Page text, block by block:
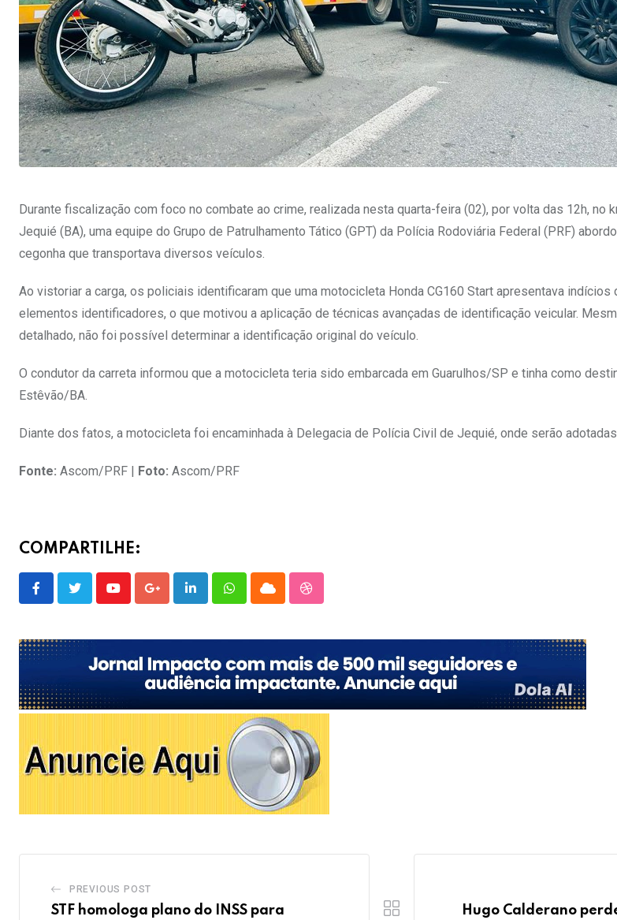
Durante fiscalização com foco no combate ao crime, realizada nesta quarta-feira (02), por volta das 12h, no
Jequié (BA), uma equipe do Grupo de Patrulhamento Tático (GPT) da Polícia Rodoviária Federal (PRF)
cegonha que transportava diversos veículos.
Ao vistoriar a carga, os policiais identificaram que uma motocicleta Honda CG160 Start apresentava indícios
elementos identificadores, o que motivou a aplicação de técnicas avançadas de identificação veicular.
detalhado, não foi possível determinar a identificação original do veículo.
O condutor da carreta informou que a motocicleta teria sido embarcada em Guarulhos/SP e tinha como
Estêvão/BA.
Diante dos fatos, a motocicleta foi encaminhada à Delegacia de Polícia Civil de Jequié, onde serão
Fonte: Ascom/PRF | Foto: Ascom/PRF
COMPARTILHE:
YoutubeGoogle+LinkedInWhatsappCloud StumbleUpon
PREVIOUS POST
STF homologa plano do INSS para
Hugo Calderano